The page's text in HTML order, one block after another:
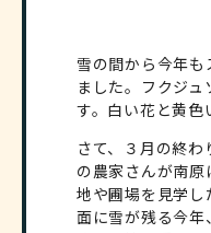
雪の間から今年も
ました。フクジ
す。白い花と黄色
さて、３月の終
の農家さんが南
地や圃場を見学
面に雪が残る今年